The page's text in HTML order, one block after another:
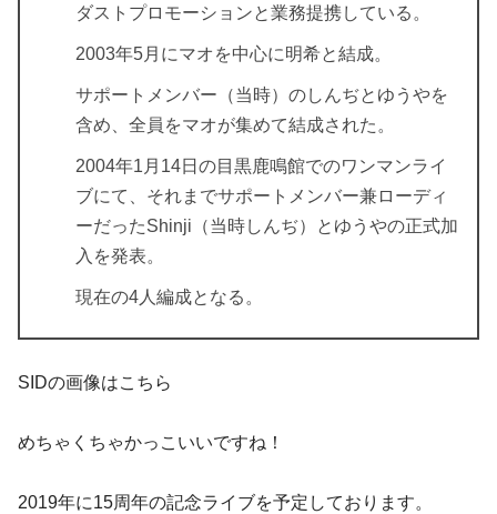
ダストプロモーションと業務提携している。
2003年5月にマオを中心に明希と結成。
サポートメンバー（当時）のしんぢとゆうやを
含め、全員をマオが集めて結成された。
2004年1月14日の目黒鹿鳴館でのワンマンライ
ブにて、それまでサポートメンバー兼ローディ
ーだったShinji（当時しんぢ）とゆうやの正式加
入を発表。
現在の4人編成となる。
SIDの画像はこちら
めちゃくちゃかっこいいですね！
2019年に15周年の記念ライブを予定しております。